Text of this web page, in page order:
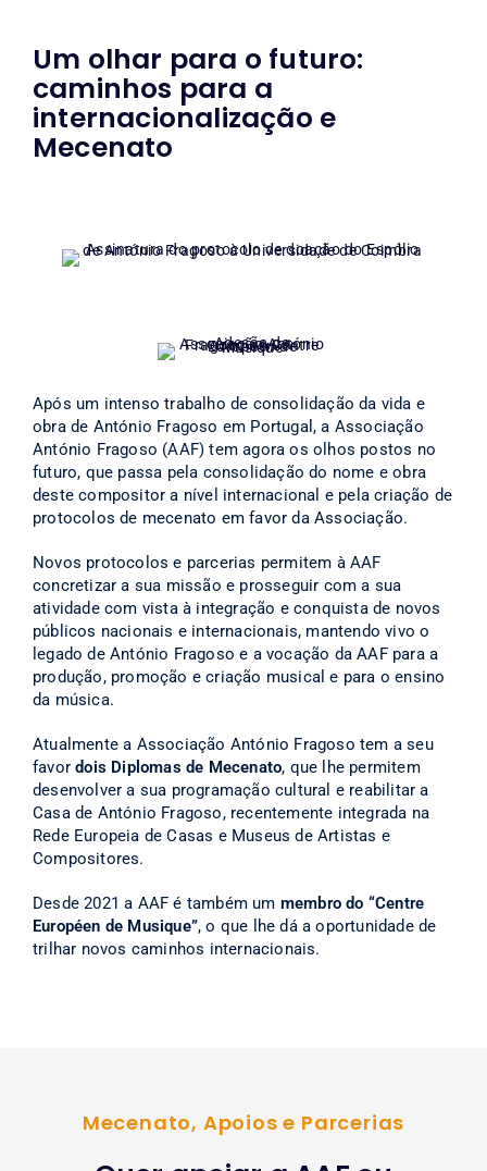
Um olhar para o futuro:
caminhos para a
internacionalização e
Mecenato
Após um intenso trabalho de consolidação da vida e
obra de António Fragoso em Portugal, a Associação
António Fragoso (AAF) tem agora os olhos postos no
futuro, que passa pela consolidação do nome e obra
deste compositor a nível internacional e pela criação de
protocolos de mecenato em favor da Associação.
Novos protocolos e parcerias permitem à AAF
concretizar a sua missão e prosseguir com a sua
atividade com vista à integração e conquista de novos
públicos nacionais e internacionais, mantendo vivo o
legado de António Fragoso e a vocação da AAF para a
produção, promoção e criação musical e para o ensino
da música.
Atualmente a Associação António Fragoso tem a seu
favordois Diplomas de Mecenato, que lhe permitem
desenvolver a sua programação cultural e reabilitar a
Casa de António Fragoso, recentemente integrada na
Rede Europeia de Casas e Museus de Artistas e
Compositores.
Desde 2021 a AAF é também um membro do “Centre
Européen de Musique”, o que lhe dá a oportunidade de
trilhar novos caminhos internacionais.
Mecenato, Apoios e Parcerias